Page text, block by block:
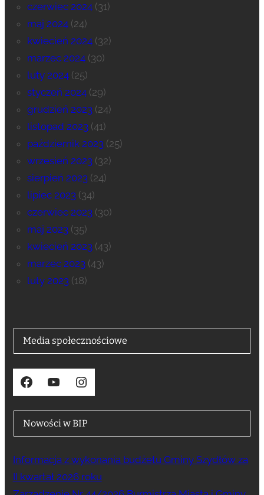
czerwiec 2024(31)
maj 2024(24)
kwiecień 2024(32)
marzec 2024(30)
luty 2024(25)
styczeń 2024(29)
grudzień 2023(24)
listopad 2023(41)
październik 2023(25)
wrzesień 2023(32)
sierpień 2023(24)
lipiec 2023(34)
czerwiec 2023(30)
maj 2023(35)
kwiecień 2023(43)
marzec 2023(43)
luty 2023(18)
Media społecznościowe
Facebook YouTube Instagram
Nowości w BIP
Informacja z wykonania budżetu Gminy Szydłów za
II kwartał 2026 roku